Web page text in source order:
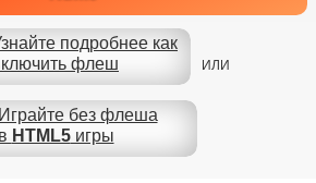
подробнее как
флеш
ИЛИ
Играйте без флеша
в HTML5игры